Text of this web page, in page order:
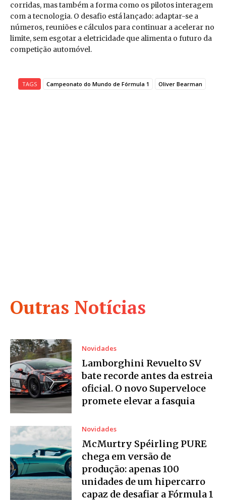
Outras Notícias
Novidades
Lamborghini Revuelto SV
bate recorde antes da estreia
oficial. O novo Superveloce
promete elevar a fasquia
Novidades
McMurtry Spéirling PURE
chega em versão de
produção: apenas 100
unidades de um hipercarro
capaz de desafiar a Fórmula 1
corridas, mas também a forma como os pilotos interagem
com a tecnologia. O desafio está lançado: adaptar-se a
números, reuniões e cálculos para continuar a acelerar no
limite, sem esgotar a eletricidade que alimenta o futuro da
competição automóvel.
TAGS Campeonato do Mundo de Fórmula 1 Oliver Bearman